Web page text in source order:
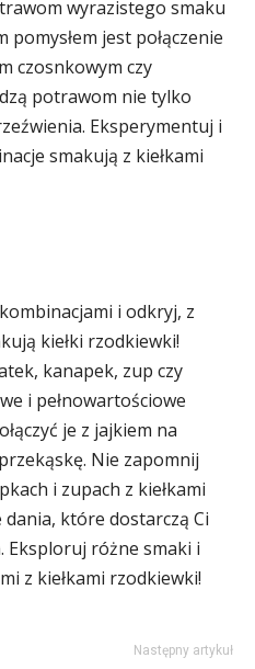
wyrazistego smaku
jest połączenie
czosnkowym czy
potrawom nie tylko
Eksperymentuj i
smakują z kiełkami
i odkryj, z
kiełki rzodkiewki!
kanapek, zup czy
i pełnowartościowe
je z jajkiem na
Nie zapomnij
i zupach z kiełkami
które dostarczą Ci
Eksploruj różne smaki i
z kiełkami rzodkiewki!
Następny artykuł